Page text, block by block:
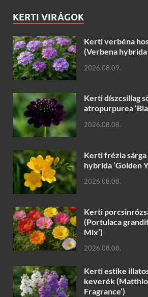
KERTI VIRÁGOK
Kerti verbéna
(Verbena hybrida
2026.08.09.
Kerti díszcsillag
atropurpurea
2026.08.08.
Kerti frézia
hybrida ‘Golden
2026.08.08.
Kerti
(Portulaca
Mix’)
2026.08.08.
Kerti estike
keverék
Fragrance’)